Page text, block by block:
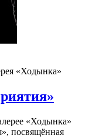
«Ходынка»
«Ходынка»
посвящённая